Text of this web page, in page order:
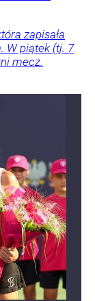
zapisała
W piątek (tj. 7
mecz.